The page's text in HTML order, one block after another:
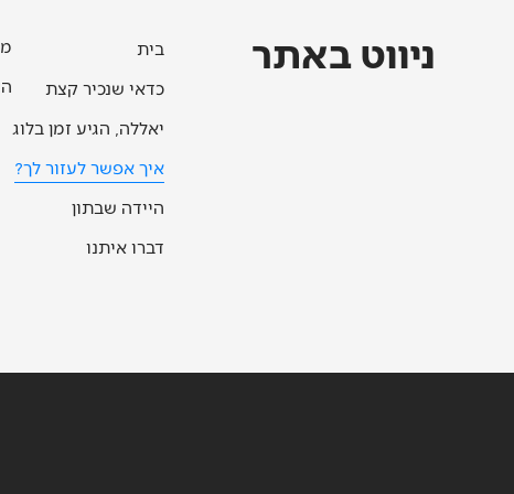
ניווט באתר
בית
כדאי שנכיר קצת
יאללה, הגיע זמן בלוג
איך אפשר לעזור לך?
היידה שבתון
דברו איתנו